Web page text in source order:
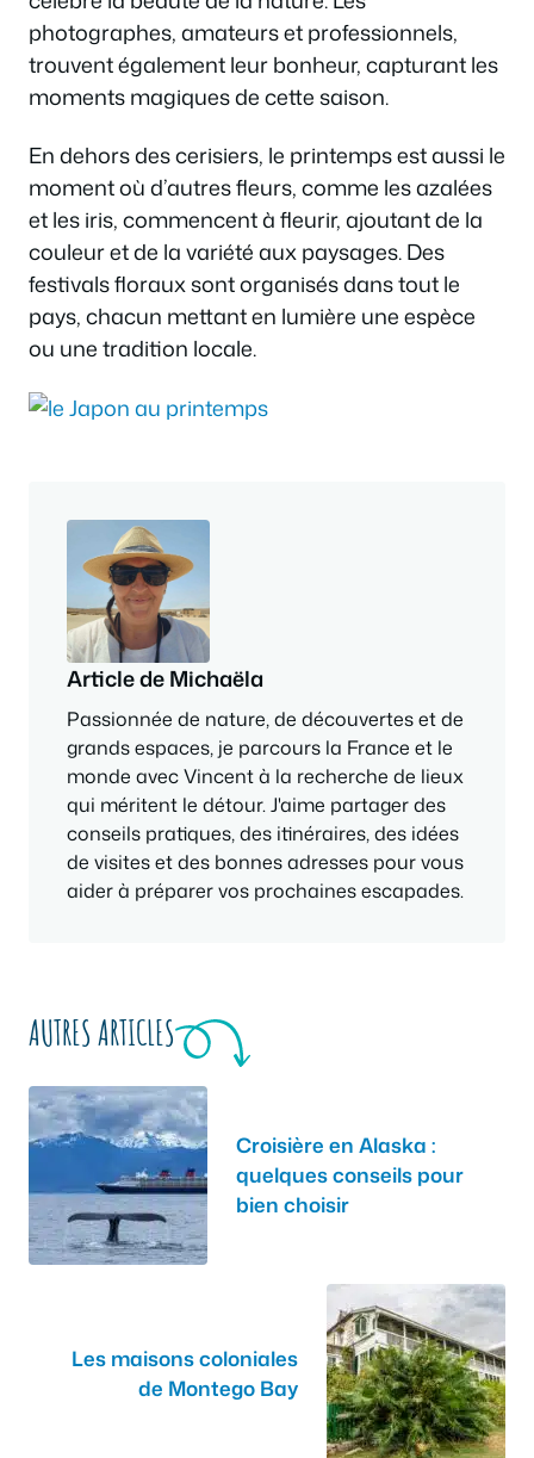
photographes, amateurs et professionnels,
trouvent également leur bonheur, capturant les
moments magiques de cette saison.
En dehors des cerisiers, le printemps est aussi le
moment où d’autres fleurs, comme les azalées
et les iris, commencent à fleurir, ajoutant de la
couleur et de la variété aux paysages. Des
festivals floraux sont organisés dans tout le
pays, chacun mettant en lumière une espèce
ou une tradition locale.
Article de Michaëla
Passionnée de nature, de découvertes et de
grands espaces, je parcours la France et le
monde avec Vincent à la recherche de lieux
qui méritent le détour. J'aime partager des
conseils pratiques, des itinéraires, des idées
de visites et des bonnes adresses pour vous
aider à préparer vos prochaines escapades.
AUTRES ARTICLES
Croisière en Alaska :
quelques conseils pour
bien choisir
Les maisons coloniales
de Montego Bay